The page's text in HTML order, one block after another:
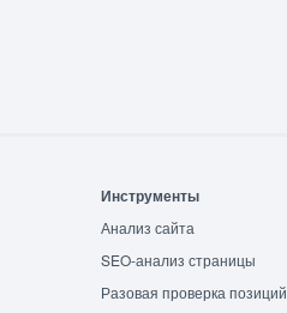
Инструменты
Анализ сайта
SEO-анализ страницы
Разовая проверка позиций